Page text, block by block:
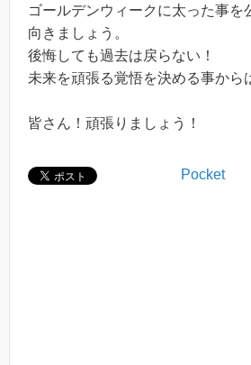
ゴールデンウィークに太った事を
向きましょう。
後悔しても過去は戻らない！
未来を頑張る覚悟を決める事から
皆さん！頑張りましょう！
Pocket